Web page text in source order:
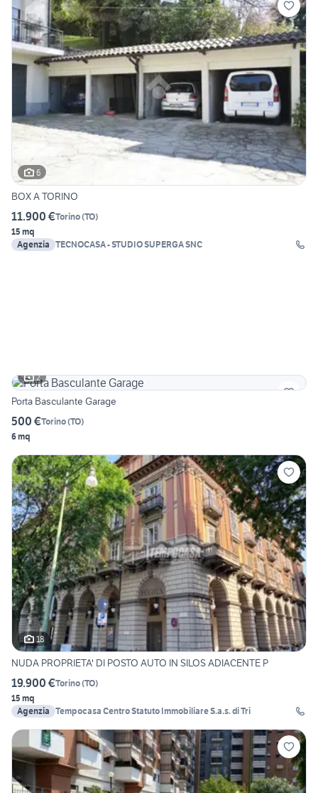
6
BOX A TORINO
11.900 €Torino(TO)
15 mq
Agenzia TECNOCASA - STUDIO SUPERGA SNC
2
Porta Basculante Garage
500 €Torino(TO)
6 mq
18
NUDA PROPRIETA' DI POSTO AUTO IN SILOS ADIACENTE P
19.900 €Torino(TO)
15 mq
Agenzia Tempocasa Centro Statuto Immobiliare S.a.s. di Tri